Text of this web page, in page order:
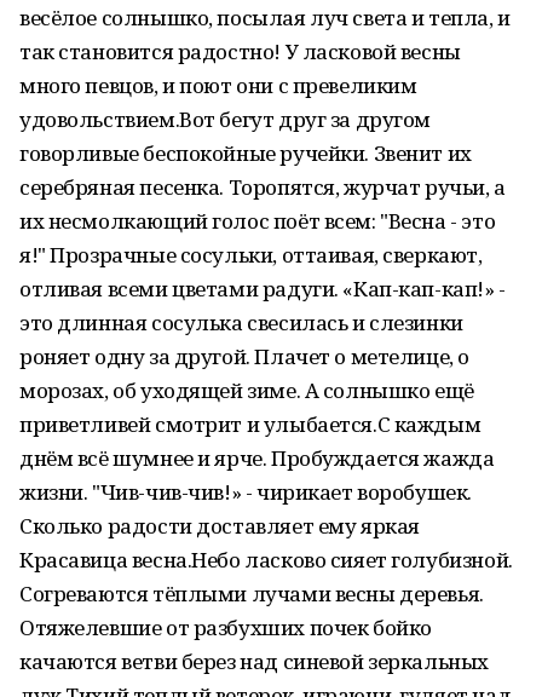
весёлое солнышко, посылая луч света и тепла, и
так становится радостно! У ласковой весны
много певцов, и поют они с превеликим
удовольствием.Вот бегут друг за другом
говорливые беспокойные ручейки. Звенит их
серебряная песенка. Торопятся, журчат ручьи, а
их несмолкающий голос поёт всем: "Весна - это
я!" Прозрачные сосульки, оттаивая, сверкают,
отливая всеми цветами радуги. «Кап-кап-кап!» -
это длинная сосулька свесилась и слезинки
роняет одну за другой. Плачет о метелице, о
морозах, об уходящей зиме. А солнышко ещё
приветливей смотрит и улыбается.С каждым
днём всё шумнее и ярче. Пробуждается жажда
жизни. "Чив-чив-чив!» - чирикает воробушек.
Сколько радости доставляет ему яркая
Красавица весна.Небо ласково сияет голубизной.
Согреваются тёплыми лучами весны деревья.
Отяжелевшие от разбухших почек бойко
качаются ветви берез над синевой зеркальных